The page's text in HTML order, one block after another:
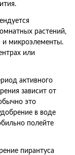
растений,
и микроэлементы.
или
активного
зависит от
это
в воде
полейте
пирантуса